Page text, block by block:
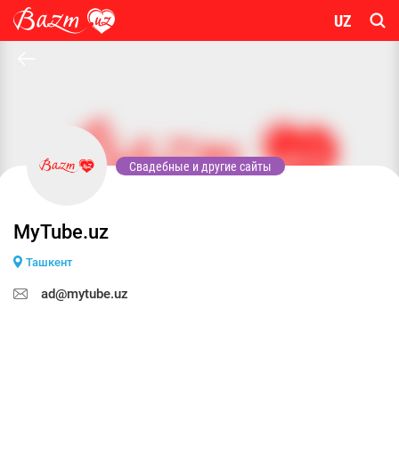
UZ
Свадебные и другие сайты
MyTube.uz
Ташкент
ad@mytube.uz